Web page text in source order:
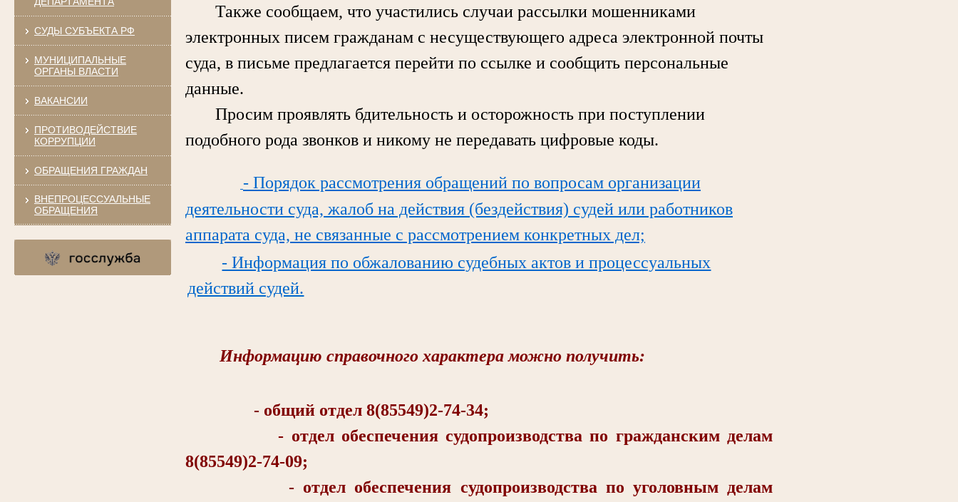
СУДЫ СУБЪЕКТА РФ
МУНИЦИПАЛЬНЫЕ
ОРГАНЫ ВЛАСТИ
ВАКАНСИИ
ПРОТИВОДЕЙСТВИЕ
КОРРУПЦИИ
ОБРАЩЕНИЯ ГРАЖДАН
ВНЕПРОЦЕССУАЛЬНЫЕ
ОБРАЩЕНИЯ
Также сообщаем, что участились случаи рассылки мошенниками
электронных писем гражданам с несуществующего адреса электронной почты
суда, в письме предлагается перейти по ссылке и сообщить персональные
данные.
Просим проявлять бдительность и осторожность при поступлении
подобного рода звонков и никому не передавать цифровые коды.
- Порядок рассмотрения обращений по вопросам организации
деятельности суда, жалоб на действия (бездействия) судей или работников
аппарата суда, не связанные с рассмотрением конкретных дел;
- Информация по обжалованию судебных актов и процессуальных
действий судей.
Информацию справочного характера можно получить:
- общий отдел 8(85549)2-74-34;
- отдел обеспечения судопроизводства по гражданским делам
8(85549)2-74-09;
- отдел обеспечения судопроизводства по уголовным делам